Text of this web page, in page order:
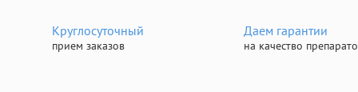
Круглосуточный
прием заказов
Даем гарантии
на качество